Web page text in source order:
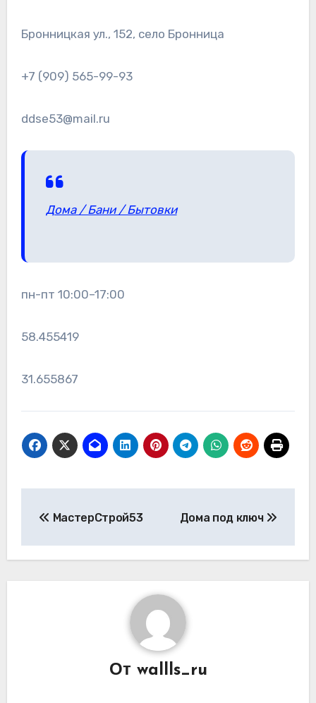
Бронницкая ул., 152, село Бронница
+7 (909) 565-99-93
ddse53@mail.ru
Дома / Бани / Бытовки
пн-пт 10:00–17:00
58.455419
31.655867
записям
МастерСтрой53 Дома под ключ
От wallls_ru